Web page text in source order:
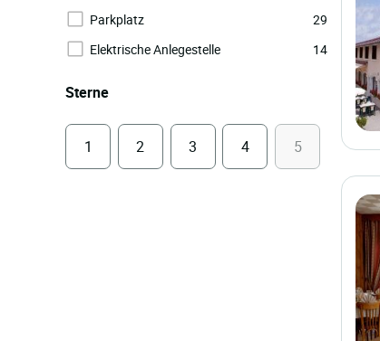
Parkplatz
29
Elektrische Anlegestelle
14
Sterne
1 2 3 4 5